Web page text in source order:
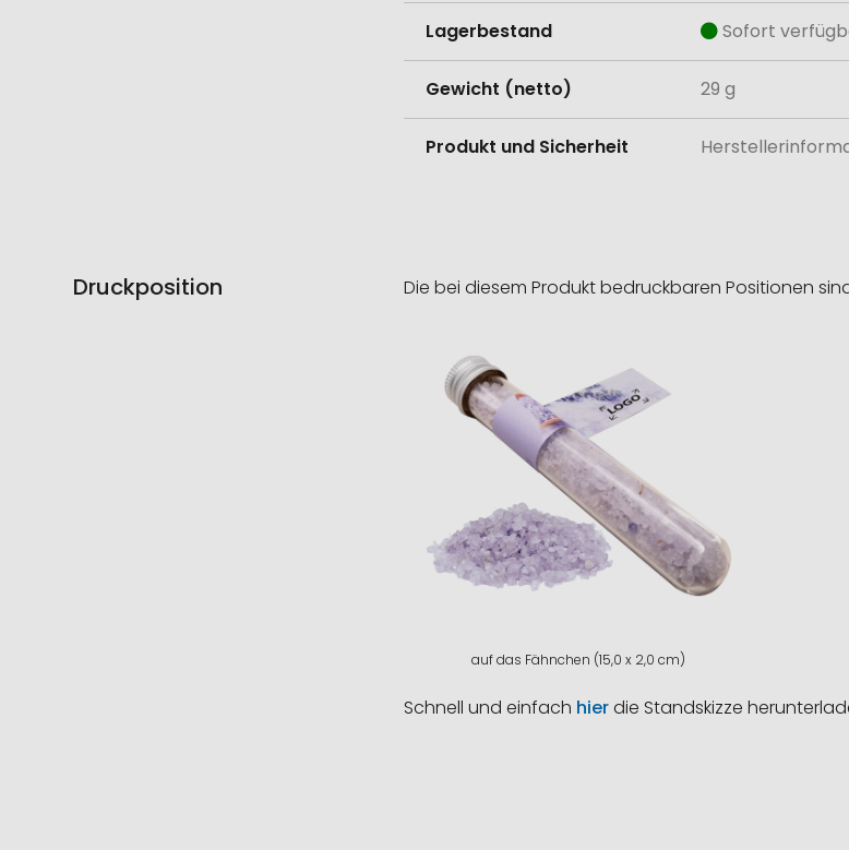
Lagerbestand Sofort
Gewicht (netto) 29 g
Produkt und Sicherheit
Druckposition Die bei diesem Produkt bedruckbaren Positionen
auf das Fähnchen (15,0 x 2,0 cm)
Schnell und einfach hierdie Standskizze